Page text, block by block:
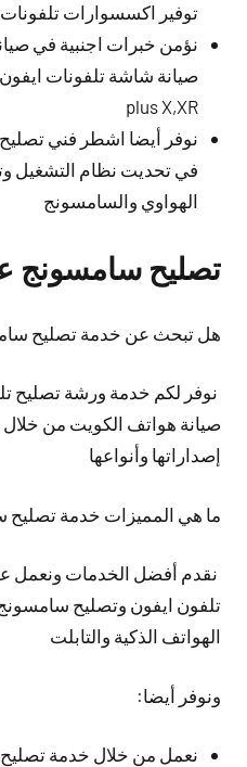
توفير اكسسوارات تلفونات
نؤمن خبرات اجنبية في
plus X,XR
نوفر أيضا اشطر فني
في تحديت نظام التشغيل
الهواوي والسامسونج
تصليح سامسونج
هل تبحث عن خدمة تصليح
نوفر لكم خدمة ورشة تصليح
صيانة هواتف الكويت من
إصداراتها وأنواعها
ما هي المميزات خدمة تصليح
نقدم أفضل الخدمات ونعمل
تلفون ايفون وتصليح
الهواتف الذكية والتابلت
ونوفر أيضا:
نعمل من خلال خدمة